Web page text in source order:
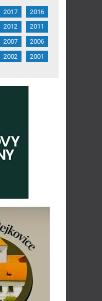
2017
2016
2012
2011
2007
2006
2002 2001